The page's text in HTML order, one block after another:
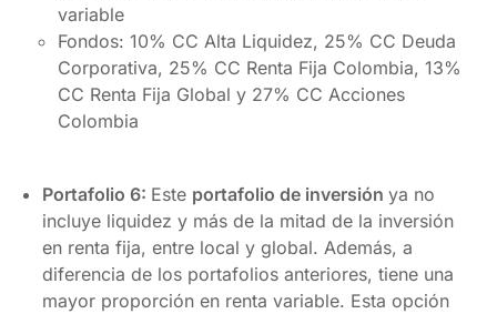
variable
Fondos: 10% CC Alta Liquidez, 25% CC Deuda
Corporativa, 25% CC Renta Fija Colombia, 13%
CC Renta Fija Global y 27% CC Acciones
Colombia
Portafolio 6: Este portafolio de inversión ya no
incluye liquidez y más de la mitad de la inversión
en renta fija, entre local y global. Además, a
diferencia de los portafolios anteriores, tiene una
mayor proporción en renta variable. Esta opción